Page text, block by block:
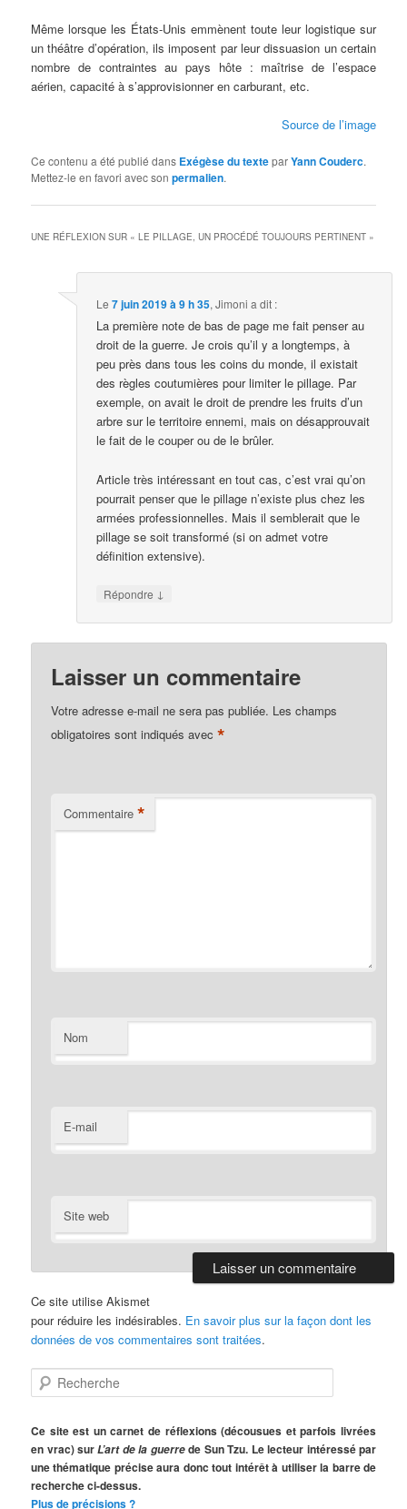
Même lorsque les États-Unis emmènent toute leur logistique sur
un théâtre d’opération, ils imposent par leur dissuasion un certain
nombre de contraintes au pays hôte : maîtrise de l’espace
aérien, capacité à s’approvisionner en carburant, etc.
Source de l’image
Ce contenu a été publié dans Exégèse du texteparYann Couderc.
Mettez-le en favori avec sonpermalien.
UNE RÉFLEXION SUR «LE PILLAGE, UN PROCÉDÉ TOUJOURS PERTINENT »
Le7 juin 2019 à 9 h 35,Jimoni a dit :
La première note de bas de page me fait penser au
droit de la guerre. Je crois qu’il y a longtemps, à
peu près dans tous les coins du monde, il existait
des règles coutumières pour limiter le pillage. Par
exemple, on avait le droit de prendre les fruits d’un
arbre sur le territoire ennemi, mais on désapprouvait
le fait de le couper ou de le brûler.
Article très intéressant en tout cas, c’est vrai qu’on
pourrait penser que le pillage n’existe plus chez les
armées professionnelles. Mais il semblerait que le
pillage se soit transformé (si on admet votre
définition extensive).
Répondre ↓
Laisser un commentaire
Votre adresse e-mail ne sera pas publiée. Les champs
obligatoires sont indiqués avec*
Commentaire *
Nom
E-mail
Site web
Ce site utilise Akismet
pour réduire les indésirables. En savoir plus sur la façon dont les
données de vos commentaires sont traitées.
e
h
e
r
c
h
Ce site est un carnet de réflexions (décousues et parfois livrées
en vrac) surL’art de la guerrede Sun Tzu. Le lecteur intéressé par
une thématique précise aura donc tout intérêt à utiliser la barre de
recherche ci-dessus.
Plus de précisions ?